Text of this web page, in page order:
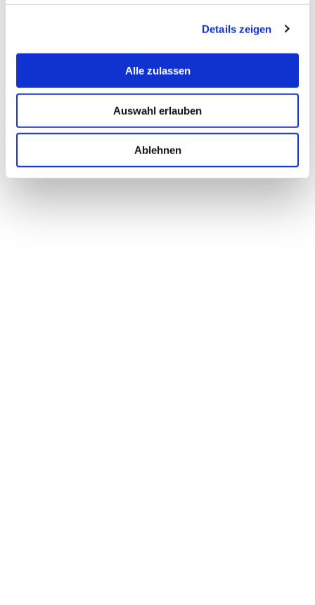
Details zeigen
Alle zulassen
Auswahl erlauben
Ablehnen